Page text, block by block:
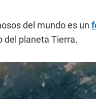
del mundo es un
del planeta Tierra.